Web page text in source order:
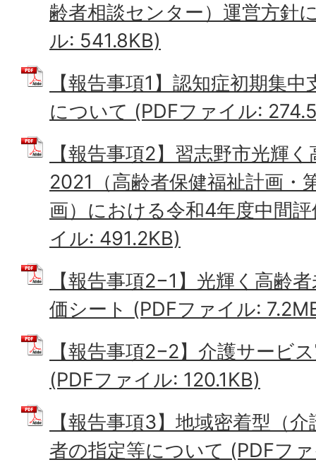
齢者相談センター）運営方針
ル: 541.8KB)
【報告事項1】認知症初期集
について (PDFファイル:
【報告事項2】習志野市光輝
2021（高齢者保健福祉計画・
画）における令和4年度中間
イル: 491.2KB)
【報告事項2−1】光輝く高齢
価シート (PDFファイル:
【報告事項2−2】介護サービ
(PDFファイル: 120.1KB)
【報告事項3】地域密着型（
者の指定等について (PDFフ